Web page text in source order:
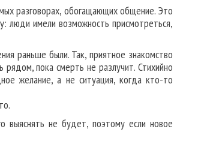
разговорах, обогащающих общение. Это
люди имели возможность присмотреться,
раньше были. Так, приятное знакомство
пока смерть не разлучит. Стихийно
желание, а не ситуация, когда кто-то
выяснять не будет, поэтому если новое